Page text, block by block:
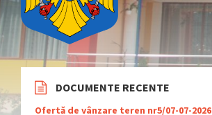
DOCUMENTE RECENTE
Ofertă de vânzare teren nr5/07-07-2026